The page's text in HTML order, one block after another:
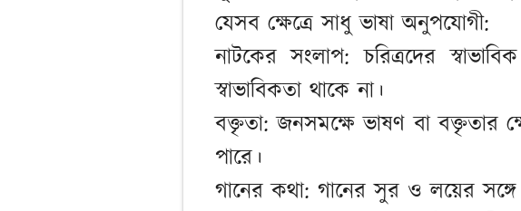
যেসব ক্ষেত্রে সাধু ভাষা অনুপযোগী:
নাটকের সংলাপ: চরিত্রদের
স্বাভাবিকতা থাকে না।
বক্তৃতা: জনসমক্ষে ভাষণ বা বক্তৃতার
পারে।
গানের কথা: গানের সুর ও লয়ের সঙ্গে